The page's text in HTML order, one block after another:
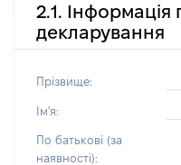
2.1. Інформація
декларування
Прізвище:
Ім'я:
По батькові (за
наявності):